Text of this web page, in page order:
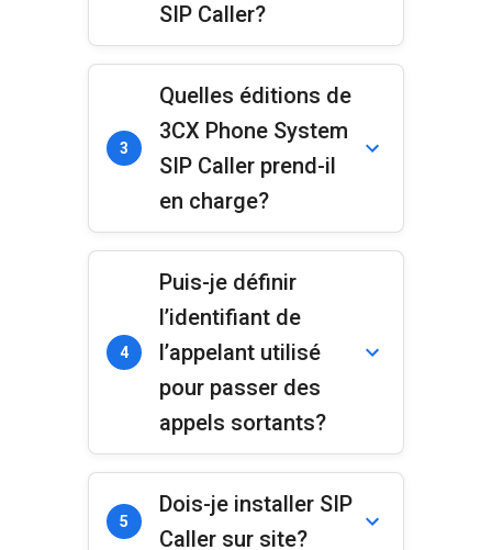
SIP Caller?
3
Quelles éditions de
3CX Phone System
SIP Caller prend-il
en charge?
4
Puis-je définir
l’identifiant de
l’appelant utilisé
pour passer des
appels sortants?
5
Dois-je installer SIP
Caller sur site?